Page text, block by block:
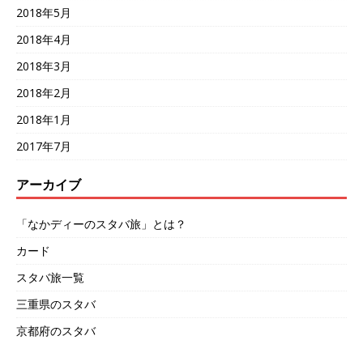
2018年5月
2018年4月
2018年3月
2018年2月
2018年1月
2017年7月
アーカイブ
「なかディーのスタバ旅」とは？
カード
スタバ旅一覧
三重県のスタバ
京都府のスタバ